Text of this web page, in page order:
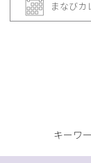
まなびカ
キーワ